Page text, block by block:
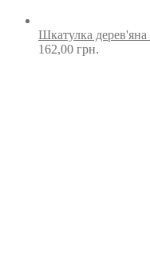
Шкатулка
162,00 грн.